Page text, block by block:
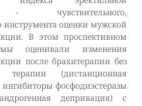
- чувствительного,
инструмента оценки мужской
В этом проспективном
оценивали изменения
после брахитерапии без
терапии (дистанционная
ингибиторы фосфодиэстеразы
депривация) с